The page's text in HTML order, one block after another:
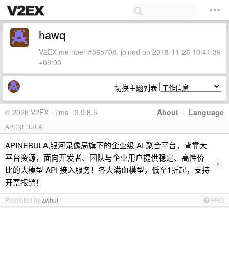
hawq
V2EX member #365708, joined on 2018-11-26 10:41:39
+08:00
切换主题列表
About · Language
© 2026 V2EX · 7ms · 3.9.8.5
APENEBULA
APINEBULA,银河录像局旗下的企业级 AI 聚合平台，背靠大
平台资源，面向开发者、团队与企业用户提供稳定、高性价
比的大模型 API 接入服务！各大满血模型，低至1折起，支持
开票报销！
›
Promoted byzwhui PRO